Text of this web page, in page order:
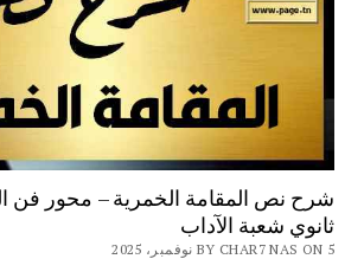
شرح نص المقامة الخمرية – محور فن
ثانوي شعبة الآداب
BY CHAR7 NAS ON 5 نوفمبر، 2025